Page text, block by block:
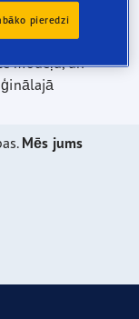
"A" kategorijas
Ar mūsu
modeļu, un
Mēs jums
pieredzi